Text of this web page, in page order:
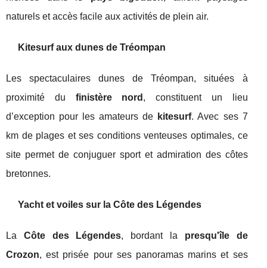
naturels et accès facile aux activités de plein air.
Kitesurf aux dunes de Tréompan
Les spectaculaires dunes de Tréompan, situées à
proximité du finistère nord , constituent un lieu
d’exception pour les amateurs de kitesurf. Avec ses 7
km de plages et ses conditions venteuses optimales, ce
site permet de conjuguer sport et admiration des côtes
bretonnes.
Yacht et voiles sur la Côte des Légendes
La Côte des Légendes, bordant la presqu'île de
Crozon, est prisée pour ses panoramas marins et ses